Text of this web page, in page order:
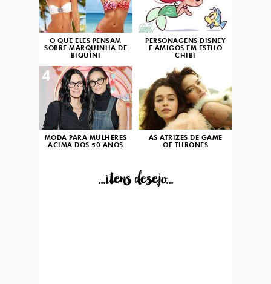
O QUE ELES PENSAM
SOBRE MARQUINHA DE
BIQUÍNI
PERSONAGENS DISNEY
E AMIGOS EM ESTILO
CHIBI
MODA PARA MULHERES
ACIMA DOS 50 ANOS
4
AS ATRIZES DE GAME
OF THRONES
...itens desejo...